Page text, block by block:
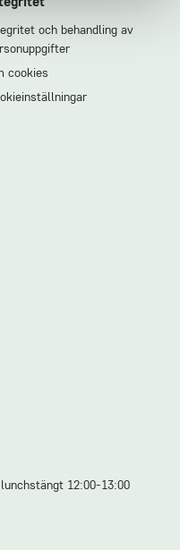
och behandling av
cookies
12:00-13:00